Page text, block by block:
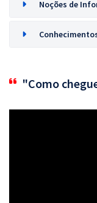
Noções de
"Como